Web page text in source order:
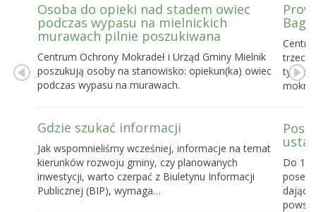
Osoba do opieki nad stadem owiec
podczas wypasu na mielnickich
murawach pilnie poszukiwana
Centrum Ochrony Mokradeł i Urząd Gminy Mielnik
poszukują osoby na stanowisko: opiekun(ka) owiec
podczas wypasu na murawach.
Gdzie szukać informacji
Jak wspomnieliśmy wcześniej, informacje na temat
kierunków rozwoju gminy, czy planowanych
inwestycji, warto czerpać z Biuletynu Informacji
Publicznej (BIP), wymaga…
Do 16